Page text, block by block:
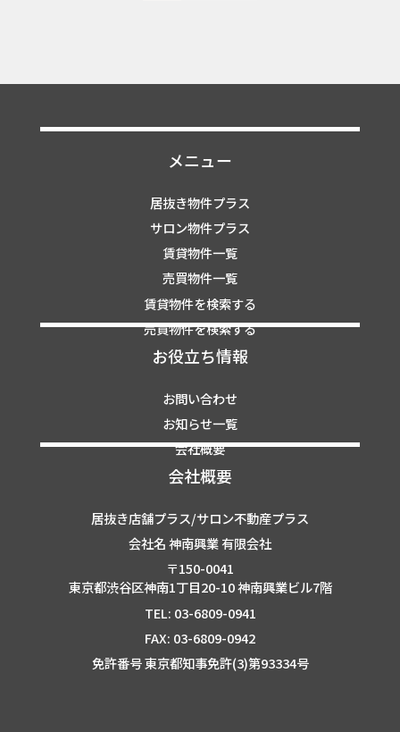
メニュー
居抜き物件プラス
サロン物件プラス
賃貸物件一覧
売買物件一覧
賃貸物件を検索する
売買物件を検索する
お役立ち情報
お問い合わせ
お知らせ一覧
会社概要
会社概要
居抜き店舗プラス/サロン不動産プラス
会社名 神南興業 有限会社
〒150-0041
東京都渋谷区神南1丁目20-10 神南興業ビル7階
TEL: 03-6809-0941
FAX: 03-6809-0942
免許番号 東京都知事免許(3)第93334号